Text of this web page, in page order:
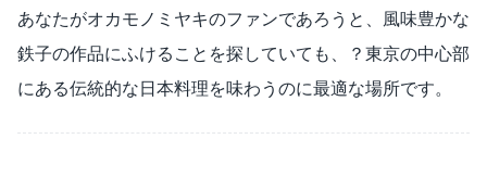
あなたがオカモノミヤキのファンであろうと、風味豊かな
鉄子の作品にふけることを探していても、？東京の中心部
にある伝統的な日本料理を味わうのに最適な場所です。